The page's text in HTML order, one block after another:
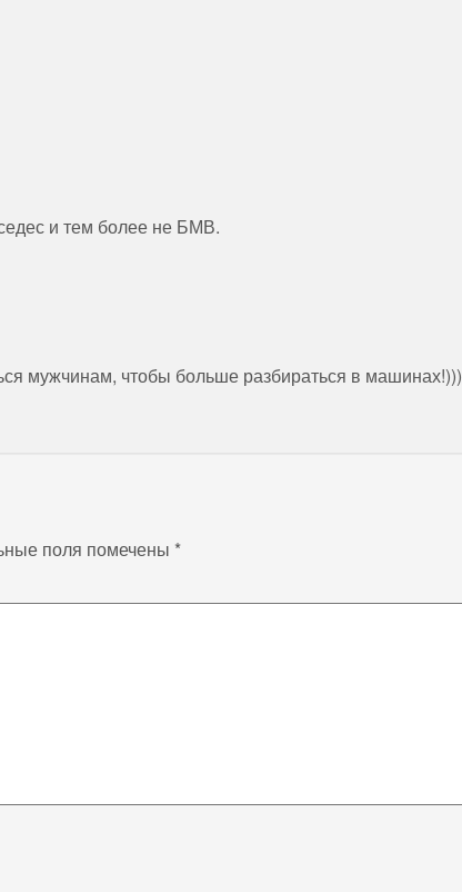
и тем более не БМВ.
мужчинам, чтобы больше разбираться в машинах!)))
поля помечены *